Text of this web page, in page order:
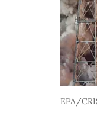
EPA/